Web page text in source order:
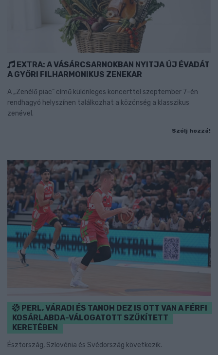
EXTRA: A VÁSÁRCSARNOKBAN NYITJA ÚJ ÉVADÁT
A GYŐRI FILHARMONIKUS ZENEKAR
A „Zenélő piac” című különleges koncerttel szeptember 7-én
rendhagyó helyszínen találkozhat a közönség a klasszikus
zenével.
Szólj hozzá!
PERL, VÁRADI ÉS TANOH DEZ IS OTT VAN A FÉRFI
KOSÁRLABDA-VÁLOGATOTT SZŰKÍTETT
KERETÉBEN
Észtország, Szlovénia és Svédország következik.